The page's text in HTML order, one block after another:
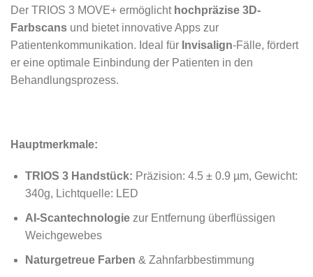
Der TRIOS 3 MOVE+ ermöglicht hochpräzise 3D-
Farbscans und bietet innovative Apps zur
Patientenkommunikation. Ideal für Invisalign-Fälle, fördert
er eine optimale Einbindung der Patienten in den
Behandlungsprozess.
Hauptmerkmale:
TRIOS 3 Handstück: Präzision: 4.5 ± 0.9 µm, Gewicht:
340g, Lichtquelle: LED
AI-Scantechnologiezur Entfernung überflüssigen
Weichgewebes
Naturgetreue Farben & Zahnfarbbestimmung